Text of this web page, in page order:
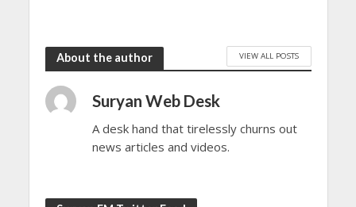
About the author VIEW ALL POSTS
Suryan Web Desk
A desk hand that tirelessly churns out
news articles and videos.